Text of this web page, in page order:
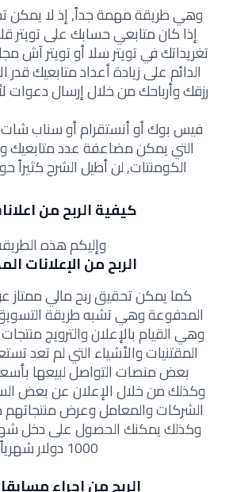
وهي طريقة مهمة جداً, إذ لا يمكن
إذا كان متابعي حسابك على تويتر
تغريداتك في تويتر سلا أو تويتر آش
الدائم على زيادة أعداد متابعيك
رزقك وأرباحك من خلال إرسال
فيس بوك أو أنستقرام أو سناب شات
التي يمكن مضاعفة عدد متابعيك
الكومنتات, لن أطيل الشرح
كيفية الربح من
وإليكم هذه
الربح من الإعلانات
كما يمكن تحقيق ربح مالي ممتاز
المدفوعة وهي تشبه طريقة التسويق
وهي القيام بالإعلان والترويج
المقتنيات والأشياء التي لم تعد
بعض منصات التواصل لبيعها
وكذلك من خلال الإعلان عن بعض
الشركات والمعامل وعرض
وكذلك يمكنك الحصول على دخل
1000 دولار شهرياً.
الربح من إجراء